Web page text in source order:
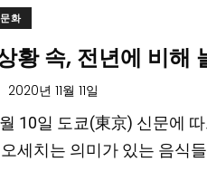
문화
황 속, 전년에 비해
2020년 11월 11일
10일 도쿄(東京) 신문에
세치는 의미가 있는 음식